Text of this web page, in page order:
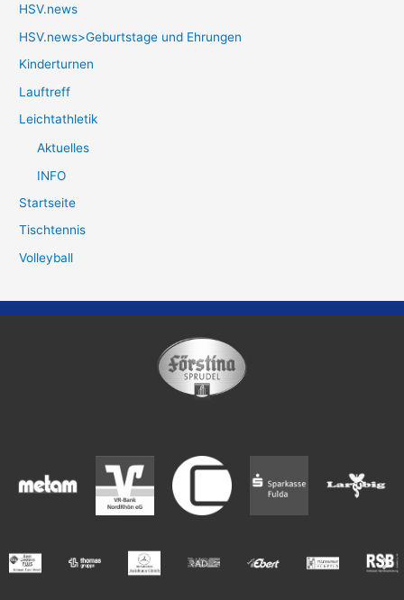
HSV.news
HSV.news>Geburtstage und Ehrungen
Kinderturnen
Lauftreff
Leichtathletik
Aktuelles
INFO
Startseite
Tischtennis
Volleyball